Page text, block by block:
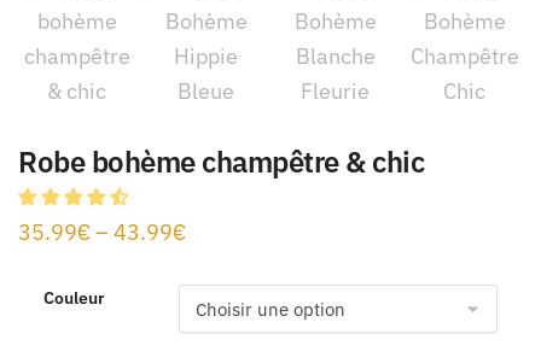
Robe bohème champêtre & chic
35.99€– 43.99€
Couleur